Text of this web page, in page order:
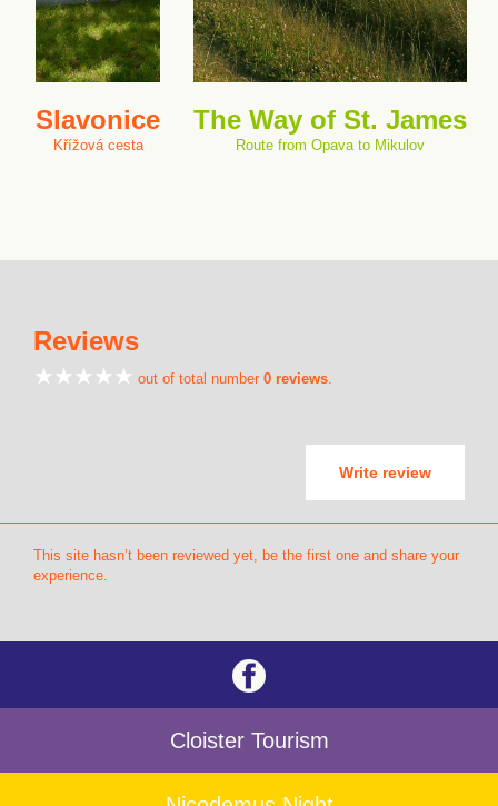
Slavonice
Křížová cesta
The Way of St. James
Route from Opava to Mikulov
Reviews
out of total number 0 reviews.
Write review
This site hasn’t been reviewed yet, be the first one and share your
experience.
Cloister Tourism